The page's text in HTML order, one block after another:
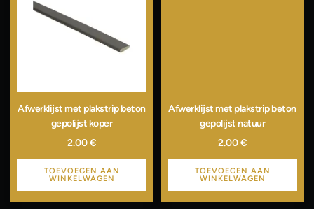
Afwerklijst met plakstrip beton
gepolijst koper
2.00€
TOEVOEGEN AAN
WINKELWAGEN
Afwerklijst met plakstrip beton
gepolijst natuur
2.00€
TOEVOEGEN AAN
WINKELWAGEN